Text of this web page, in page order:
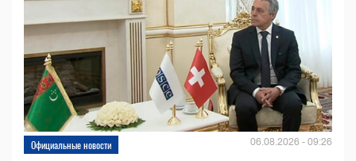
Официальные новости 06.08.2026 - 09:26